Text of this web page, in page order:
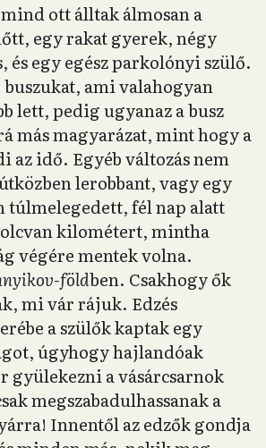
ott álltak álmosan a
egy rakat gyerek, négy
és egy egész parkolónyi szülő.
ami valahogyan
lett, pedig ugyanaz a busz
más magyarázat, mint hogy a
az idő. Egyéb változás nem
lerobbant, vagy egy
túlmelegedett, fél nap alatt
kilométert, mintha
végére mentek volna.
földben. Csakhogy ők
mi vár rájuk. Edzés
a szülők kaptak egy
úgyhogy hajlandóak
gyülekezni a vásárcsarnok
megszabadulhassanak a
Innentől az edzők gondja